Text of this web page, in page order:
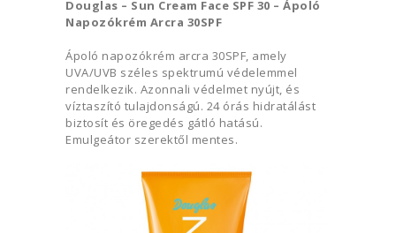
Douglas – Sun Cream Face SPF 30 – Ápoló
Napozókrém Arcra 30SPF
Ápoló napozókrém arcra 30SPF, amely
UVA/UVB széles spektrumú védelemmel
rendelkezik. Azonnali védelmet nyújt, és
víztaszító tulajdonságú. 24 órás hidratálást
biztosít és öregedés gátló hatású.
Emulgeátor szerektől mentes.